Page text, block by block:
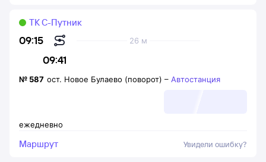
09:15
09:41
26 м
ТК С-Путник
ежедневно
№ 587 ост. Новое Булаево (поворот) – Автостанция
Маршрут Увидели ошибку?